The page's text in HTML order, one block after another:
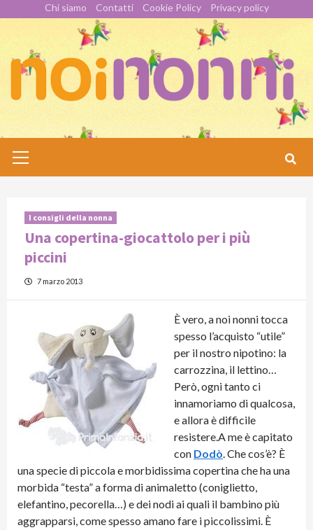
content
Chi siamo Contatti Cookie Policy Privacy policy
Menu
I consigli della nonna
Una copertina-giocattolo per i più
piccini
7 marzo 2013
È vero, a noi nonni tocca
spesso l’acquisto “utile”
per il nostro nipotino: la
carrozzina, il lettino…
Però, ogni tanto ci
innamoriamo di qualcosa,
e allora è difficile
resistere.A me è capitato
con Dodò. Che cos’è? È
una specie di piccola e morbidissima copertina che ha una
morbida “testa” a forma di animaletto (coniglietto,
elefantino, pecorella…) e dei nodi ai quali il bambino più
aggrapparsi, come spesso amano fare i piccolissimi. È